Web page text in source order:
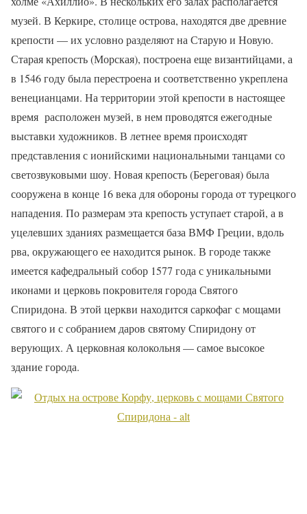
музей. В Керкире, столице острова, находятся две древние
крепости — их условно разделяют на Старую и Новую.
Старая крепость (Морская), построена еще византийцами, а
в 1546 году была перестроена и соответственно укреплена
венецианцами. На территории этой крепости в настоящее
время расположен музей, в нем проводятся ежегодные
выставки художников. В летнее время происходят
представления с ионийскими национальными танцами со
светозвуковыми шоу. Новая крепость (Береговая) была
сооружена в конце 16 века для обороны города от турецкого
нападения. По размерам эта крепость уступает старой, а в
уцелевших зданиях размещается база ВМФ Греции, вдоль
рва, окружающего ее находится рынок. В городе также
имеется кафедральный собор 1577 года с уникальными
иконами и церковь покровителя города Святого
Спиридона. В этой церкви находится саркофаг с мощами
святого и с собранием даров святому Спиридону от
верующих. А церковная колокольня — самое высокое
здание города.